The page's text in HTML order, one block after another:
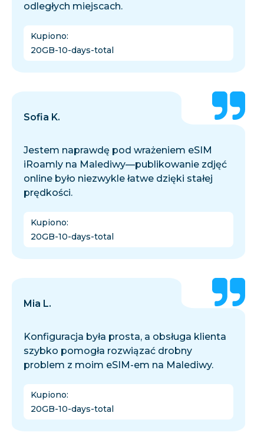
odległych miejscach.
Kupiono:
20GB-10-days-total
Sofia K.
Jestem naprawdę pod wrażeniem eSIM
iRoamly na Malediwy—publikowanie zdjęć
online było niezwykle łatwe dzięki stałej
prędkości.
Kupiono:
20GB-10-days-total
Mia L.
Konfiguracja była prosta, a obsługa klienta
szybko pomogła rozwiązać drobny
problem z moim eSIM-em na Malediwy.
Kupiono:
20GB-10-days-total